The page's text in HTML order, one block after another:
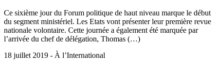
Ce sixième jour du Forum politique de haut niveau marque le début
du segment ministériel. Les Etats vont présenter leur première revue
nationale volontaire. Cette journée a également été marquée par
l’arrivée du chef de délégation, Thomas (…)
18 juillet 2019 - À l’International